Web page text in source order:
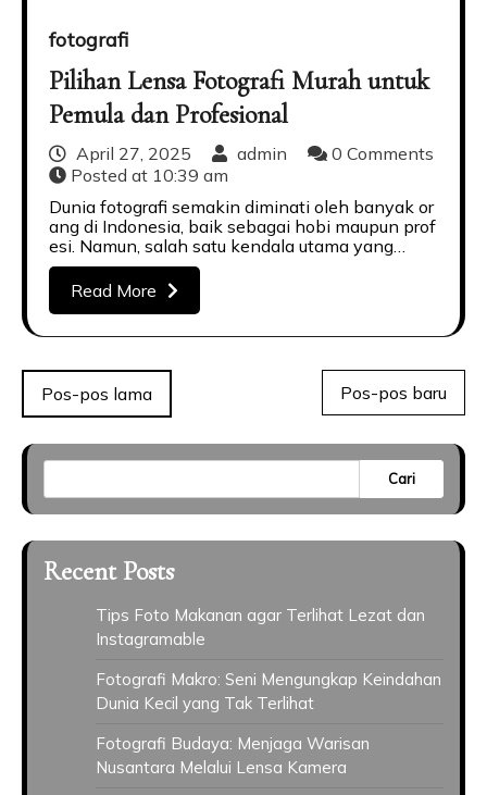
fotografi
Pilihan Lensa Fotografi Murah untuk
Pemula dan Profesional
April 27, 2025 admin
0 Comments
Posted at 10:39 am
Dunia fotografi semakin diminati oleh banyak or
ang di Indonesia, baik sebagai hobi maupun prof
esi. Namun, salah satu kendala utama yang…
Read More
Navigasi
pos
Pos-pos lama Pos-pos baru
Cari
Recent Posts
Tips Foto Makanan agar Terlihat Lezat dan
Instagramable
Fotografi Makro: Seni Mengungkap Keindahan
Dunia Kecil yang Tak Terlihat
Fotografi Budaya: Menjaga Warisan
Nusantara Melalui Lensa Kamera